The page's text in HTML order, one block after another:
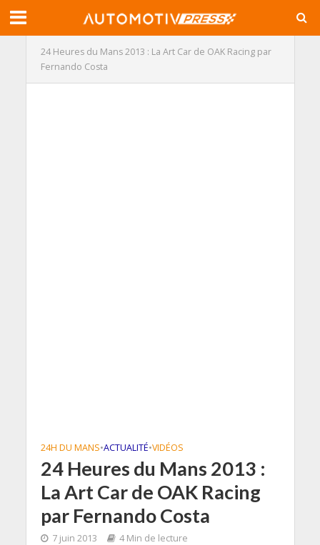
24 Heures du Mans 2013 : La Art Car de OAK Racing par
Fernando Costa
24H DU MANS•ACTUALITÉ•VIDÉOS
24 Heures du Mans 2013 :
La Art Car de OAK Racing
par Fernando Costa
7 juin 2013 4 Min de lecture